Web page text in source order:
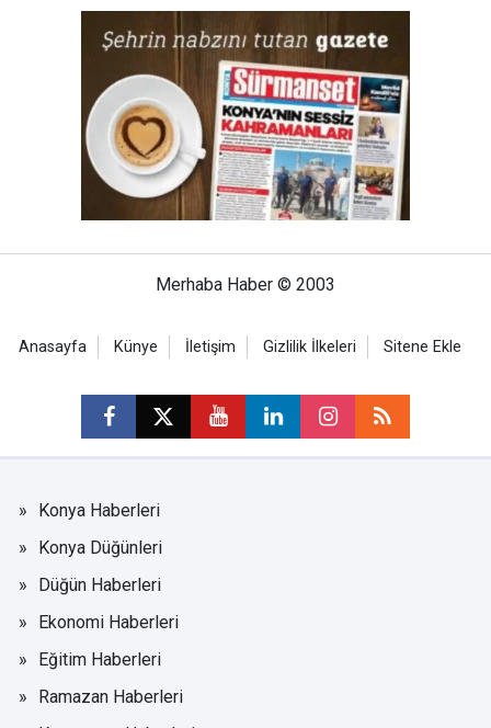
Merhaba Haber © 2003
Anasayfa Künye İletişim Gizlilik İlkeleri Sitene Ekle
Konya Haberleri
Konya Düğünleri
Düğün Haberleri
Ekonomi Haberleri
Eğitim Haberleri
Ramazan Haberleri